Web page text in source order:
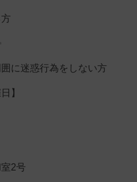
に迷惑行為をしない方
】
2号